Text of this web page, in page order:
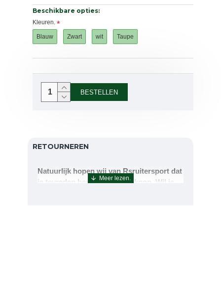
Beschikbare opties:
Kleuren.
Blauw Zwart wit Taupe
BESTELLEN
RETOURNEREN
Natuurlijk hopen wij van Rsruitersport dat
je tevreden bent met uw aankoop. Wil je